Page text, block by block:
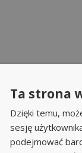
Ta strona
Dzięki temu,
sesję
podejmować